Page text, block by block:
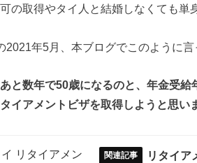
の取得やタイ人と結婚しなくても単
2021年5月、本ブログでこのように言
と数年で50歳になるのと、年金受
イアメントビザを取得しようと思い
リタイア